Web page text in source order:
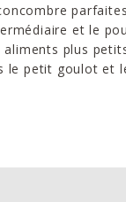
et le
aliments plus
le petit goulot et